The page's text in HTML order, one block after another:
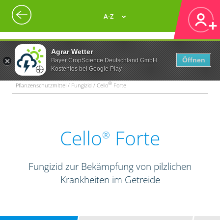
Agrar Wetter
Bayer CropScience Deutschland GmbH
Kostenlos bei Google Play
Öffnen
A-Z
Pflanzenschutzmittel / Fungizid / Cello® Forte
Cello® Forte
Fungizid zur Bekämpfung von pilzlichen
Krankheiten im Getreide